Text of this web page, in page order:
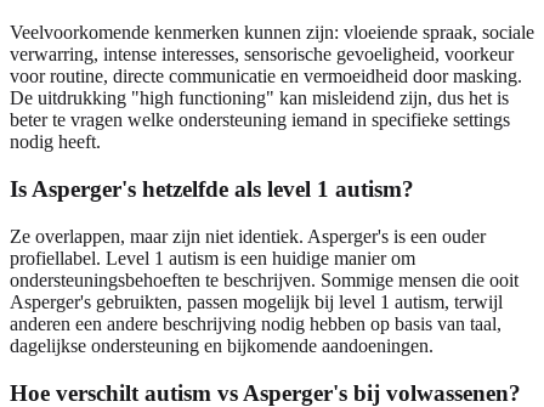
Veelvoorkomende kenmerken kunnen zijn: vloeiende spraak, sociale
verwarring, intense interesses, sensorische gevoeligheid, voorkeur
voor routine, directe communicatie en vermoeidheid door masking.
De uitdrukking "high functioning" kan misleidend zijn, dus het is
beter te vragen welke ondersteuning iemand in specifieke settings
nodig heeft.
Is Asperger's hetzelfde als level 1 autism?
Ze overlappen, maar zijn niet identiek. Asperger's is een ouder
profiellabel. Level 1 autism is een huidige manier om
ondersteuningsbehoeften te beschrijven. Sommige mensen die ooit
Asperger's gebruikten, passen mogelijk bij level 1 autism, terwijl
anderen een andere beschrijving nodig hebben op basis van taal,
dagelijkse ondersteuning en bijkomende aandoeningen.
Hoe verschilt autism vs Asperger's bij volwassenen?